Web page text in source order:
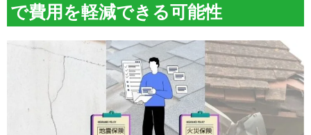
で費用を軽減できる可能性